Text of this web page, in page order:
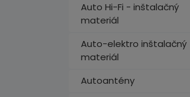
Auto Hi-Fi - inštalačný
materiál
Auto-elektro inštalačný
materiál
Autoantény